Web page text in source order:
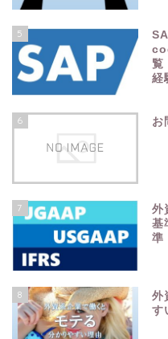
5
覧
経
6 お
7
外
基
準
8
外
す